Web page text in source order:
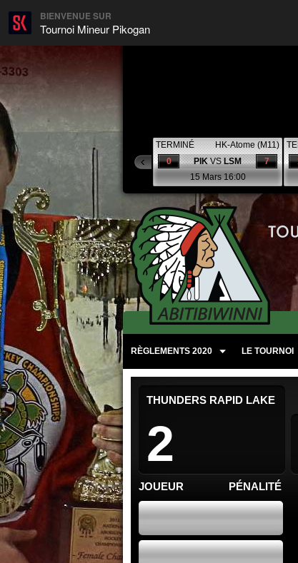
BIENVENUE SUR
Tournoi Mineur Pikogan
TERMINÉ
HK-Atome (M11)
7
0 PIKVSLSM
15 Mars 16:00
RÈGLEMENTS 2020 LE TOURNOI
THUNDERS RAPID LAKE
2
JOUEUR PÉNALITÉ